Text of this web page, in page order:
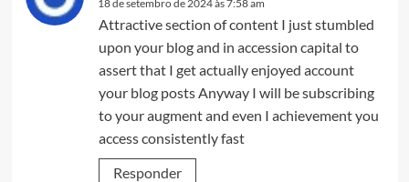
18 de setembro de 2024 às 7:58 am
Attractive section of content I just stumbled
upon your blog and in accession capital to
assert that I get actually enjoyed account
your blog posts Anyway I will be subscribing
to your augment and even I achievement you
access consistently fast
Responder